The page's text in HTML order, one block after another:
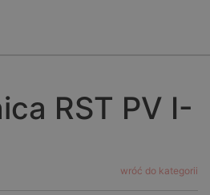
RST PV I-
wróć do kategorii